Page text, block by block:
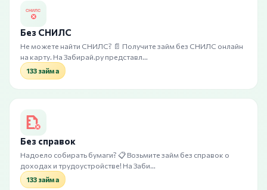
Без СНИЛС
Не можете найти СНИЛС? 📄 Получите займ без СНИЛС онлайн
на карту. На Забирай.ру представл…
133 займа
Без справок
Надоело собирать бумаги? 📋 Возьмите займ без справок о
доходах и трудоустройстве! На Заби…
133 займа